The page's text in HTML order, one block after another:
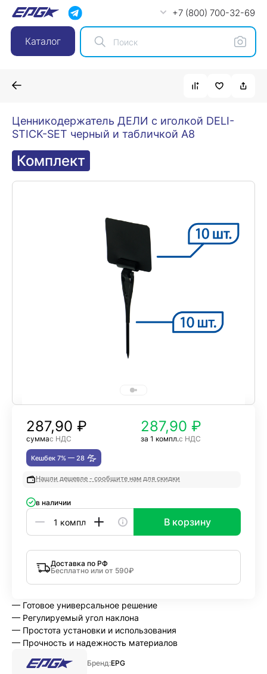
+7 (800) 700-32-69
Каталог
Ценникодержатель ДЕЛИ с иголкой DELI-
STICK-SET черный и табличкой A8
Комплект
287,90 ₽
суммас НДС
287,90 ₽
за 1 компл.с НДС
Кешбек 7% — 28
Нашли дешевле - сообщите нам для скидки
в наличии
В корзину
Доставка по РФ
Бесплатно или от 590₽
— Готовое универсальное решение
— Регулируемый угол наклона
— Простота установки и использования
— Прочность и надежность материалов
Бренд:EPG